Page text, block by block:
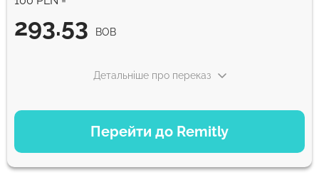
293.53 BOB
Перейти до Remitly
Детальніше про переказ
ВАРІАНТИ ОПЛАТИ
Економний
293.53 BOB 5 д